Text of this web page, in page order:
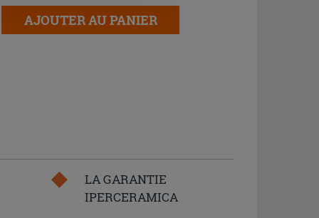
AJOUTER AU PANIER
LA GARANTIE
IPERCERAMICA